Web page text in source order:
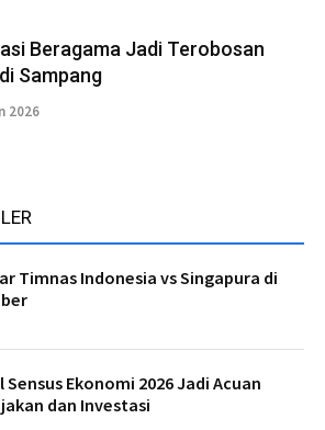
Beragama Jadi Terobosan
Sampang
2026
Timnas Indonesia vs Singapura di
Sensus Ekonomi 2026 Jadi Acuan
dan Investasi